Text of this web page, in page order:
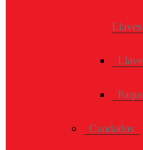
Llaves
Candados